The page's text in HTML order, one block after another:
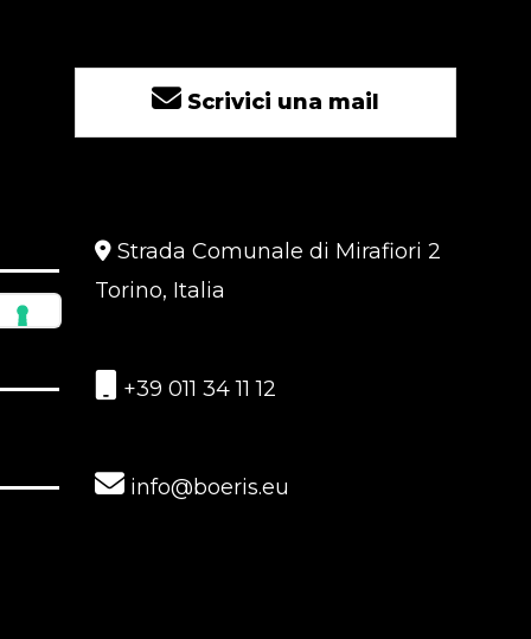
Scrivici una mail
Strada Comunale di Mirafiori 2
Torino, Italia
+39 011 34 11 12
info@boeris.eu